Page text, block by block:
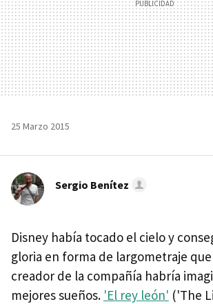
25 Marzo 2015
Sergio Benítez
Disney había tocado el cielo y
gloria en forma de largometraje
creador de la compañía habría
mejores sueños. 'El rey león' ('The